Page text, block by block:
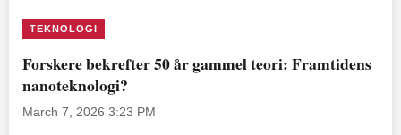
TEKNOLOGI
Forskere bekrefter 50 år gammel teori: Framtidens
nanoteknologi?
March 7, 2026 3:23 PM